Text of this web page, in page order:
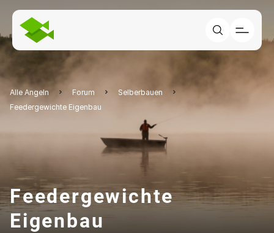
Alle Angeln Forum
Selberbauen
Feedergewichte Eigenbau
Feedergewichte
Eigenbau